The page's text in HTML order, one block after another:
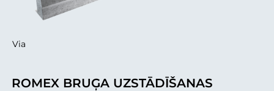
Via
ROMEX BRUĢA UZSTĀDĪŠANAS